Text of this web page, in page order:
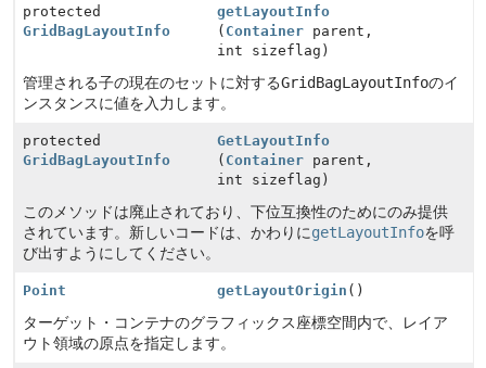
protected
GridBagLayoutInfo
getLayoutInfo
( Container parent,
int sizeflag)
管理される子の現在のセットに対するGridBagLayoutInfoのイ
ンスタンスに値を入力します。
protected
GridBagLayoutInfo
GetLayoutInfo
( Container parent,
int sizeflag)
このメソッドは廃止されており、下位互換性のためにのみ提供
されています。新しいコードは、かわりにgetLayoutInfoを呼
び出すようにしてください。
Point getLayoutOrigin ()
ターゲット・コンテナのグラフィックス座標空間内で、レイア
ウト領域の原点を指定します。